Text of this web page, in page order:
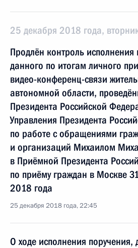
25 декабря 2018 года,
Продлён контроль исполнения
данного по итогам личного
видео-конференц-связи
автономной области,
Президента Российской
Управления Президента
по работе с обращениями
и организаций Михаилом
в Приёмной Президента
по приёму граждан в Москве
2018 года
25 декабря 2018 года, 22:45
О ходе исполнения поручения,